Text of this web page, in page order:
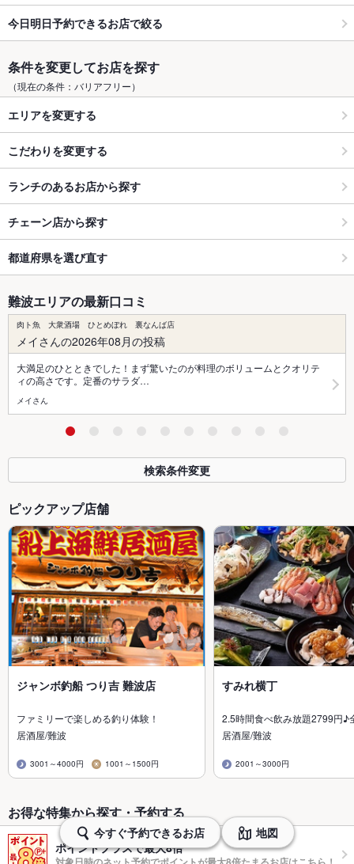
今日明日予約できるお店で絞る
条件を変更してお店を探す
（現在の条件：バリアフリー）
エリアを変更する
こだわりを変更する
ランチのあるお店から探す
チェーン店から探す
都道府県を選び直す
難波エリアの最新口コミ
肉ト魚 大衆酒場 ひとめぼれ 裏なんば店
メイさんの2026年08月の投稿
大満足のひとときでした！まず驚いたのが料理のボリュームとクオリテ
ィの高さです。定番のサラダ…
メイさん
検索条件変更
ピックアップ店舗
ジャンボ釣船 つり吉 難波店
ファミリーで楽しめる釣り体験！
居酒屋/難波
3001～4000円 1001～1500円
すみれ横丁
2.5時間食べ飲み放題2799円
居酒屋/難波
2001～3000円
お得な特集から探す・予約する
ポイントプラスで最大8倍
今すぐ予約できるお店 地図